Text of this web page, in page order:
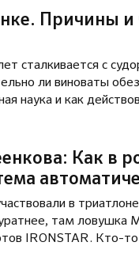
Причины
сталкивается с
ли виноваты
наука и как
будет работать на
Как в
в
ловушка Макеенкова». За
IRONSTAR. Кто-